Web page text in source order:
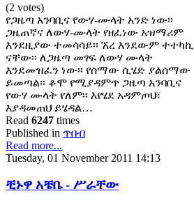
(2 votes)
የጋዜጣ አንባቢና የውሃ-ሙላት አንድ ነው፡፡
ጋዜጠኛና ለውሃ-ሙላት የዘፈነው አዝማሪም
እንደዚያው ተመሳሳይ፡፡ ኧረ እንደውም ተተካኪ
ናቸው፡፡ ለጋዜጣ መፃፍ ለውሃ ሙላት
እንደመዝፈን ነው፡፡ የሰማው ሲሄድ ያልሰማው
ይመጣል፡፡ ቆሞ የሚያዳምጥ ጋዜጣ አንባቢና
የውሃ ሙላት የለም፡፡ እየሄደ አዳምጦህ፣
እያዳመጠህ ይሄዳል…
Read 6247 times
Published in ጥበብ
Read more...
Tuesday, 01 November 2011 14:13
ቺኑዋ አቼቤ - ሥራቸው